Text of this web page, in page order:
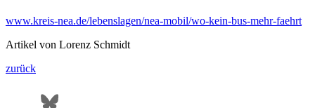
www.kreis-nea.de/lebenslagen/nea-mobil/wo-kein-bus-mehr-faehrt
Artikel von Lorenz Schmidt
zurück